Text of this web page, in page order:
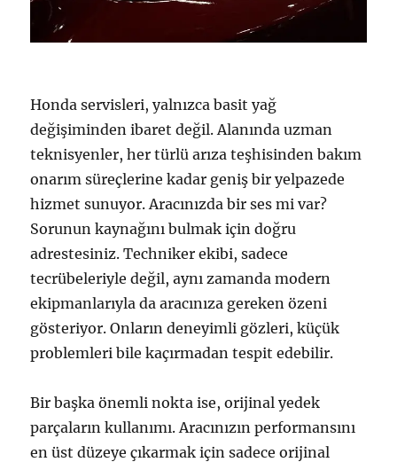
Honda servisleri, yalnızca basit yağ
değişiminden ibaret değil. Alanında uzman
teknisyenler, her türlü arıza teşhisinden bakım
onarım süreçlerine kadar geniş bir yelpazede
hizmet sunuyor. Aracınızda bir ses mi var?
Sorunun kaynağını bulmak için doğru
adrestesiniz. Techniker ekibi, sadece
tecrübeleriyle değil, aynı zamanda modern
ekipmanlarıyla da aracınıza gereken özeni
gösteriyor. Onların deneyimli gözleri, küçük
problemleri bile kaçırmadan tespit edebilir.
Bir başka önemli nokta ise, orijinal yedek
parçaların kullanımı. Aracınızın performansını
en üst düzeye çıkarmak için sadece orijinal